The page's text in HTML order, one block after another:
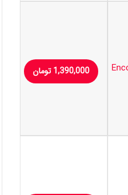
1,390,000 تومان